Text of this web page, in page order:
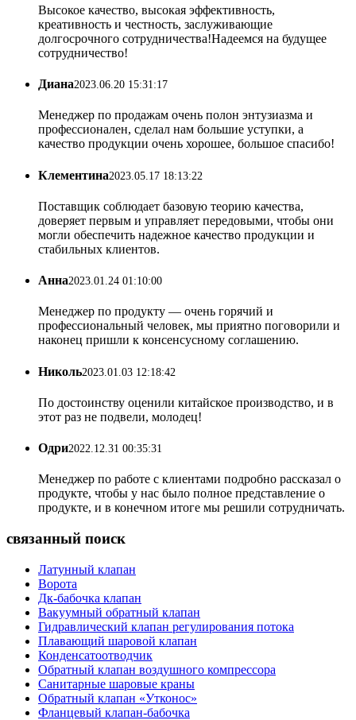
Высокое качество, высокая эффективность,
креативность и честность, заслуживающие
долгосрочного сотрудничества!Надеемся на будущее
сотрудничество!
Диана2023.06.20 15:31:17
Менеджер по продажам очень полон энтузиазма и
профессионален, сделал нам большие уступки, а
качество продукции очень хорошее, большое спасибо!
Клементина2023.05.17 18:13:22
Поставщик соблюдает базовую теорию качества,
доверяет первым и управляет передовыми, чтобы они
могли обеспечить надежное качество продукции и
стабильных клиентов.
Анна2023.01.24 01:10:00
Менеджер по продукту — очень горячий и
профессиональный человек, мы приятно поговорили и
наконец пришли к консенсусному соглашению.
Николь2023.01.03 12:18:42
По достоинству оценили китайское производство, и в
этот раз не подвели, молодец!
Одри2022.12.31 00:35:31
Менеджер по работе с клиентами подробно рассказал о
продукте, чтобы у нас было полное представление о
продукте, и в конечном итоге мы решили сотрудничать.
связанный поиск
Латунный клапан
Ворота
Дк-бабочка клапан
Вакуумный обратный клапан
Гидравлический клапан регулирования потока
Плавающий шаровой клапан
Конденсатоотводчик
Обратный клапан воздушного компрессора
Санитарные шаровые краны
Обратный клапан «Утконос»
Фланцевый клапан-бабочка